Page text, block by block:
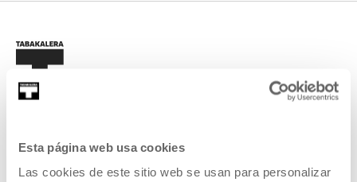
Esta página web usa cookies
Las cookies de este sitio web se usan para personalizar
REGÍSTRATE AL BOLETÍN
AGENDA